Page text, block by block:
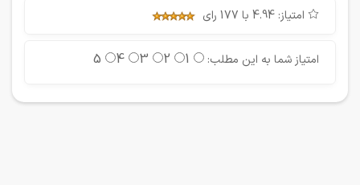
امتیاز: 4.94 با 177 رای
امتیاز شما به این مطلب: 1
2
3
4
5